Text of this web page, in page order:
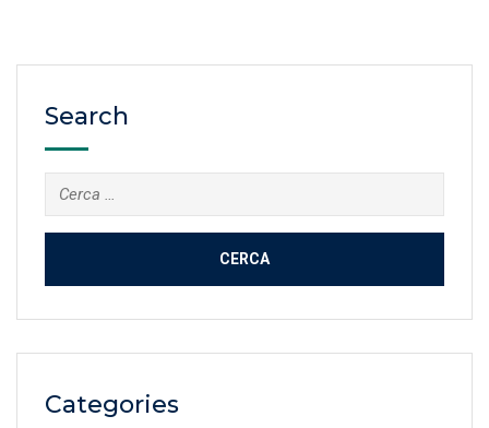
Search
Cerca:
Categories